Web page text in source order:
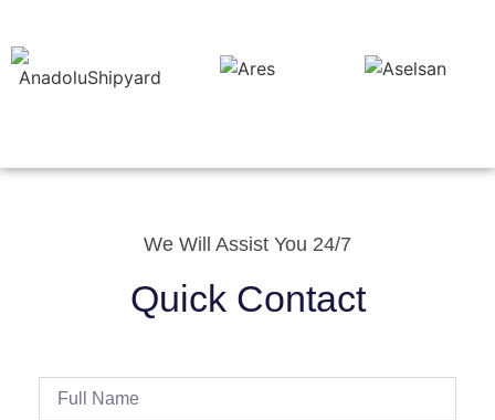
We Will Assist You 24/7
Quick Contact